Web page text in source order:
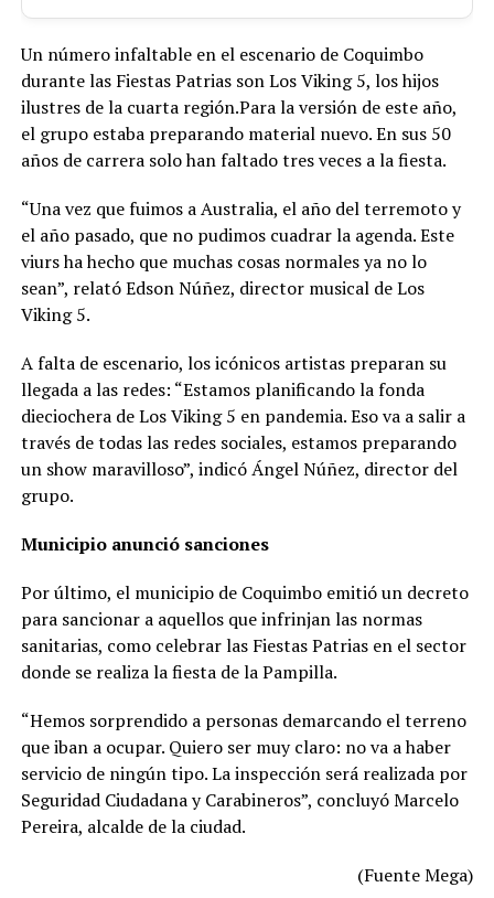
Un número infaltable en el escenario de Coquimbo
durante las Fiestas Patrias son Los Viking 5, los hijos
ilustres de la cuarta región.Para la versión de este año,
el grupo estaba preparando material nuevo. En sus 50
años de carrera solo han faltado tres veces a la fiesta.
“Una vez que fuimos a Australia, el año del terremoto y
el año pasado, que no pudimos cuadrar la agenda. Este
viurs ha hecho que muchas cosas normales ya no lo
sean”, relató Edson Núñez, director musical de Los
Viking 5.
A falta de escenario, los icónicos artistas preparan su
llegada a las redes: “Estamos planificando la fonda
dieciochera de Los Viking 5 en pandemia. Eso va a salir a
través de todas las redes sociales, estamos preparando
un show maravilloso”, indicó Ángel Núñez, director del
grupo.
Municipio anunció sanciones
Por último, el municipio de Coquimbo emitió un decreto
para sancionar a aquellos que infrinjan las normas
sanitarias, como celebrar las Fiestas Patrias en el sector
donde se realiza la fiesta de la Pampilla.
“Hemos sorprendido a personas demarcando el terreno
que iban a ocupar. Quiero ser muy claro: no va a haber
servicio de ningún tipo. La inspección será realizada por
Seguridad Ciudadana y Carabineros”, concluyó Marcelo
Pereira, alcalde de la ciudad.
(Fuente Mega)